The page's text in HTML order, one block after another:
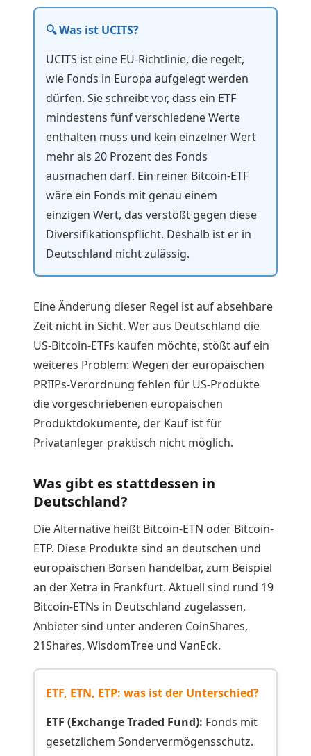
🔍 Was ist UCITS?
UCITS ist eine EU-Richtlinie, die regelt,
wie Fonds in Europa aufgelegt werden
dürfen. Sie schreibt vor, dass ein ETF
mindestens fünf verschiedene Werte
enthalten muss und kein einzelner Wert
mehr als 20 Prozent des Fonds
ausmachen darf. Ein reiner Bitcoin-ETF
wäre ein Fonds mit genau einem
einzigen Wert, das verstößt gegen diese
Diversifikationspflicht. Deshalb ist er in
Deutschland nicht zulässig.
Eine Änderung dieser Regel ist auf absehbare
Zeit nicht in Sicht. Wer aus Deutschland die
US-Bitcoin-ETFs kaufen möchte, stößt auf ein
weiteres Problem: Wegen der europäischen
PRIIPs-Verordnung fehlen für US-Produkte
die vorgeschriebenen europäischen
Produktdokumente, der Kauf ist für
Privatanleger praktisch nicht möglich.
Was gibt es stattdessen in
Deutschland?
Die Alternative heißt Bitcoin-ETN oder Bitcoin-
ETP. Diese Produkte sind an deutschen und
europäischen Börsen handelbar, zum Beispiel
an der Xetra in Frankfurt. Aktuell sind rund 19
Bitcoin-ETNs in Deutschland zugelassen,
Anbieter sind unter anderen CoinShares,
21Shares, WisdomTree und VanEck.
ETF, ETN, ETP: was ist der Unterschied?
ETF (Exchange Traded Fund): Fonds mit
gesetzlichem Sondervermögensschutz.